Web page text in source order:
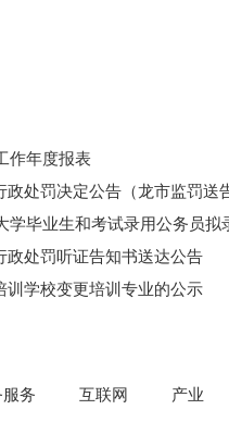
作年度报表
处罚决定公告（龙市监罚送
学毕业生和考试录用公务员拟
政处罚听证告知书送达公告
71号）
训学校变更培训专业的公示
务 互联网 产业